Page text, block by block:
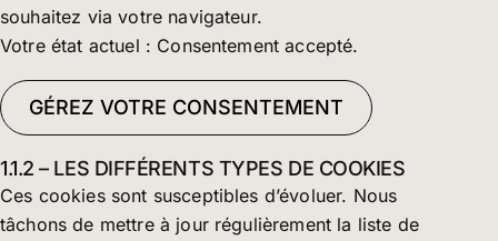
souhaitez via votre navigateur.
Votre état actuel : Consentement accepté.
GÉREZ VOTRE CONSENTEMENT
1.1.2 – LES DIFFÉRENTS TYPES DE COOKIES
Ces cookies sont susceptibles d’évoluer. Nous
tâchons de mettre à jour régulièrement la liste de